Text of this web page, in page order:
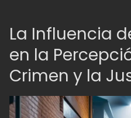
La Influencia
en la
Crimen y la